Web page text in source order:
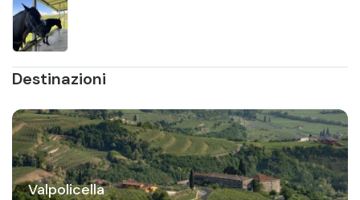
Destinazioni
Valpolicella